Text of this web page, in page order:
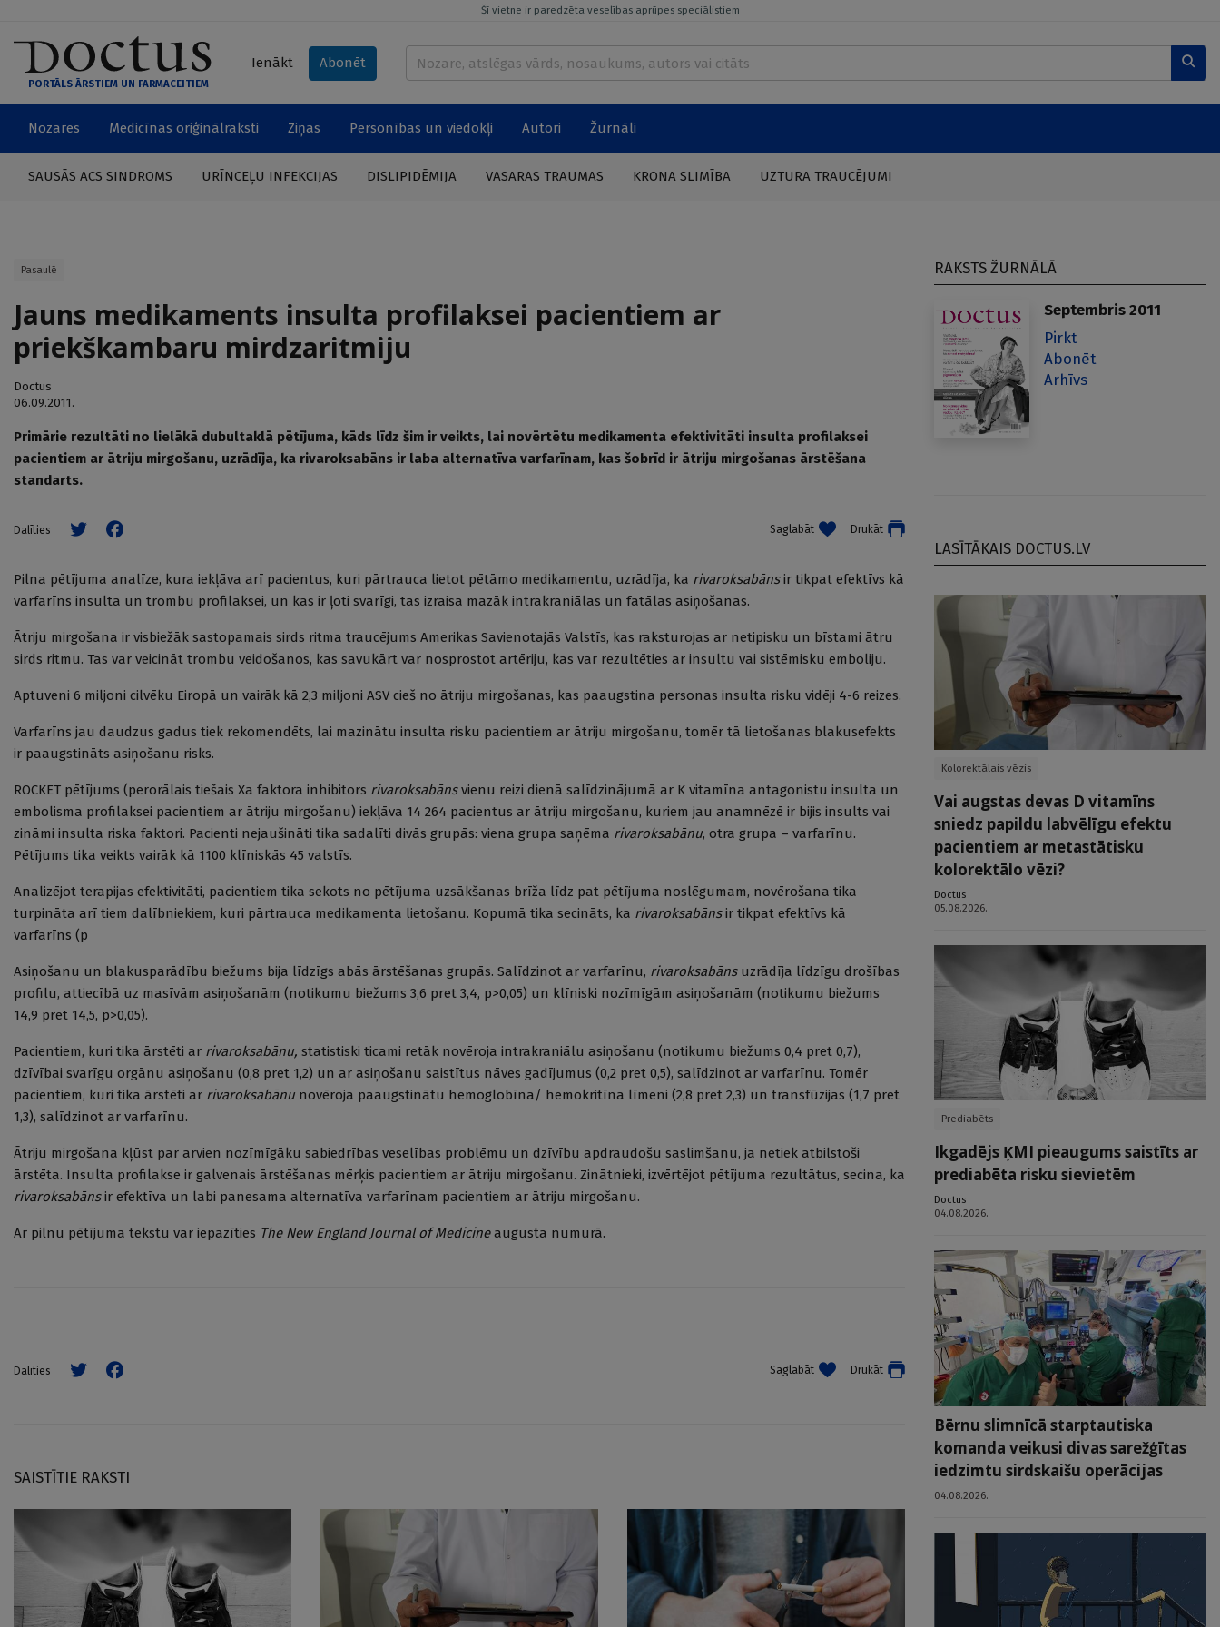
Šī vietne ir paredzēta veselības aprūpes speciālistiem
PORTĀLS ĀRSTIEM UN FARMACEITIEM
Ienākt Abonēt
Nozares Medicīnas oriģinālraksti Ziņas Personības un viedokļi Autori Žurnāli
SAUSĀS ACS SINDROMS URĪNCEĻU INFEKCIJAS DISLIPIDĒMIJA VASARAS TRAUMAS KRONA SLIMĪBA UZTURA TRAUCĒJUMI
Pasaulē
Jauns medikaments insulta profilaksei pacientiem ar
priekškambaru mirdzaritmiju
Doctus
06.09.2011.
Primārie rezultāti no lielākā dubultaklā pētījuma, kāds līdz šim ir veikts, lai novērtētu medikamenta efektivitāti insulta profilaksei
pacientiem ar ātriju mirgošanu, uzrādīja, ka rivaroksabāns ir laba alternatīva varfarīnam, kas šobrīd ir ātriju mirgošanas ārstēšana
standarts.
Dalīties Saglabāt Drukāt
Pilna pētījuma analīze, kura iekļāva arī pacientus, kuri pārtrauca lietot pētāmo medikamentu, uzrādīja, ka rivaroksabānsir tikpat efektīvs kā
varfarīns insulta un trombu profilaksei, un kas ir ļoti svarīgi, tas izraisa mazāk intrakraniālas un fatālas asiņošanas.
Ātriju mirgošana ir visbiežāk sastopamais sirds ritma traucējums Amerikas Savienotajās Valstīs, kas raksturojas ar netipisku un bīstami ātru
sirds ritmu. Tas var veicināt trombu veidošanos, kas savukārt var nosprostot artēriju, kas var rezultēties ar insultu vai sistēmisku emboliju.
Aptuveni 6 miljoni cilvēku Eiropā un vairāk kā 2,3 miljoni ASV cieš no ātriju mirgošanas, kas paaugstina personas insulta risku vidēji 4-6 reizes.
Varfarīns jau daudzus gadus tiek rekomendēts, lai mazinātu insulta risku pacientiem ar ātriju mirgošanu, tomēr tā lietošanas blakusefekts
ir paaugstināts asiņošanu risks.
ROCKET pētījums (perorālais tiešais Xa faktora inhibitors rivaroksabānsvienu reizi dienā salīdzinājumā ar K vitamīna antagonistu insulta un
embolisma profilaksei pacientiem ar ātriju mirgošanu) iekļāva 14 264 pacientus ar ātriju mirgošanu, kuriem jau anamnēzē ir bijis insults vai
zināmi insulta riska faktori. Pacienti nejaušināti tika sadalīti divās grupās: viena grupa saņēma rivaroksabānu, otra grupa – varfarīnu.
Pētījums tika veikts vairāk kā 1100 klīniskās 45 valstīs.
Analizējot terapijas efektivitāti, pacientiem tika sekots no pētījuma uzsākšanas brīža līdz pat pētījuma noslēgumam, novērošana tika
turpināta arī tiem dalībniekiem, kuri pārtrauca medikamenta lietošanu. Kopumā tika secināts, ka rivaroksabānsir tikpat efektīvs kā
varfarīns (p
Asiņošanu un blakusparādību biežums bija līdzīgs abās ārstēšanas grupās. Salīdzinot ar varfarīnu, rivaroksabānsuzrādīja līdzīgu drošības
profilu, attiecībā uz masīvām asiņošanām (notikumu biežums 3,6 pret 3,4, p>0,05) un klīniski nozīmīgām asiņošanām (notikumu biežums
14,9 pret 14,5, p>0,05).
Pacientiem, kuri tika ārstēti ar rivaroksabānu, statistiski ticami retāk novēroja intrakraniālu asiņošanu (notikumu biežums 0,4 pret 0,7),
dzīvībai svarīgu orgānu asiņošanu (0,8 pret 1,2) un ar asiņošanu saistītus nāves gadījumus (0,2 pret 0,5), salīdzinot ar varfarīnu. Tomēr
pacientiem, kuri tika ārstēti ar rivaroksabānu novēroja paaugstinātu hemoglobīna/ hemokritīna līmeni (2,8 pret 2,3) un transfūzijas (1,7 pret
1,3), salīdzinot ar varfarīnu.
Ātriju mirgošana kļūst par arvien nozīmīgāku sabiedrības veselības problēmu un dzīvību apdraudošu saslimšanu, ja netiek atbilstoši
ārstēta. Insulta profilakse ir galvenais ārstēšanas mērķis pacientiem ar ātriju mirgošanu. Zinātnieki, izvērtējot pētījuma rezultātus, secina, ka
rivaroksabānsir efektīva un labi panesama alternatīva varfarīnam pacientiem ar ātriju mirgošanu.
Ar pilnu pētījuma tekstu var iepazīties The New England Journal of Medicineaugusta numurā.
Dalīties Saglabāt Drukāt
SAISTĪTIE RAKSTI
RAKSTS ŽURNĀLĀ
Septembris 2011
Pirkt
Abonēt
Arhīvs
LASĪTĀKAIS DOCTUS.LV
Kolorektālais vēzis
Vai augstas devas D vitamīns
sniedz papildu labvēlīgu efektu
pacientiem ar metastātisku
kolorektālo vēzi?
Doctus
05.08.2026.
Prediabēts
Ikgadējs ĶMI pieaugums saistīts ar
prediabēta risku sievietēm
Doctus
04.08.2026.
Bērnu slimnīcā starptautiska
komanda veikusi divas sarežģītas
iedzimtu sirdskaišu operācijas
04.08.2026.